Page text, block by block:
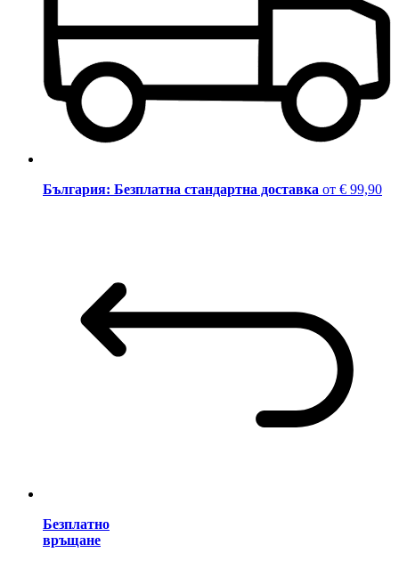
България: Безплатна стандартна доставка от € 99,90
Безплатно
връщане